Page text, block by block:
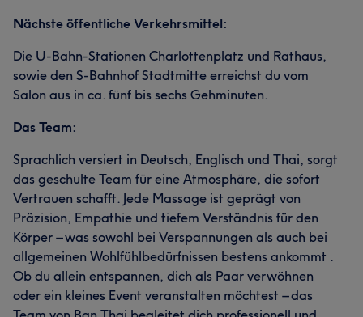
Nächste öffentliche Verkehrsmittel:
Die U-Bahn-Stationen Charlottenplatz und Rathaus,
sowie den S-Bahnhof Stadtmitte erreichst du vom
Salon aus in ca. fünf bis sechs Gehminuten.
Das Team:
Sprachlich versiert in Deutsch, Englisch und Thai, sorgt
das geschulte Team für eine Atmosphäre, die sofort
Vertrauen schafft. Jede Massage ist geprägt von
Präzision, Empathie und tiefem Verständnis für den
Körper – was sowohl bei Verspannungen als auch bei
allgemeinen Wohlfühlbedürfnissen bestens ankommt .
Ob du allein entspannen, dich als Paar verwöhnen
oder ein kleines Event veranstalten möchtest – das